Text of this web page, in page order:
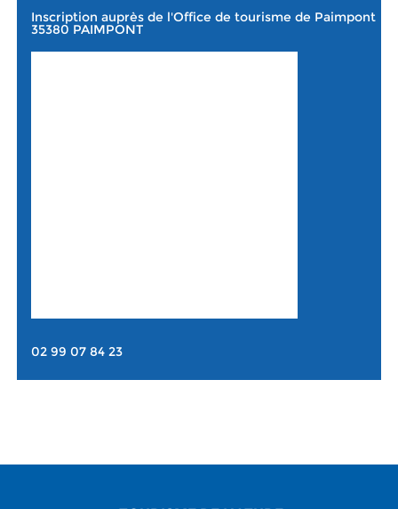
Inscription auprès de l'Office de tourisme de Paimpont
35380 PAIMPONT
02 99 07 84 23